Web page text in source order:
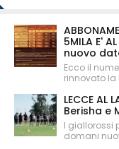
5MILA E'
nuovo
Ecco il
rinnovato la
LECCE
Berisha e
I giallorossi
domani